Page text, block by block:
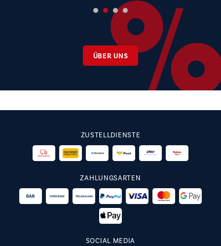
ÜBER UNS
ZUSTELLDIENSTE
ZAHLUNGSARTEN
SOCIAL MEDIA